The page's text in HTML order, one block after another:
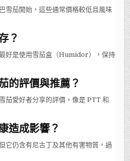
雪茄開始，這些通常價格較低且風味
？
好是使用雪茄盒（Humidor），保持
的評價與推薦？
茄愛好者分享的評價，像是 PTT 和
造成影響？
它仍含有尼古丁及其他有害物質，過